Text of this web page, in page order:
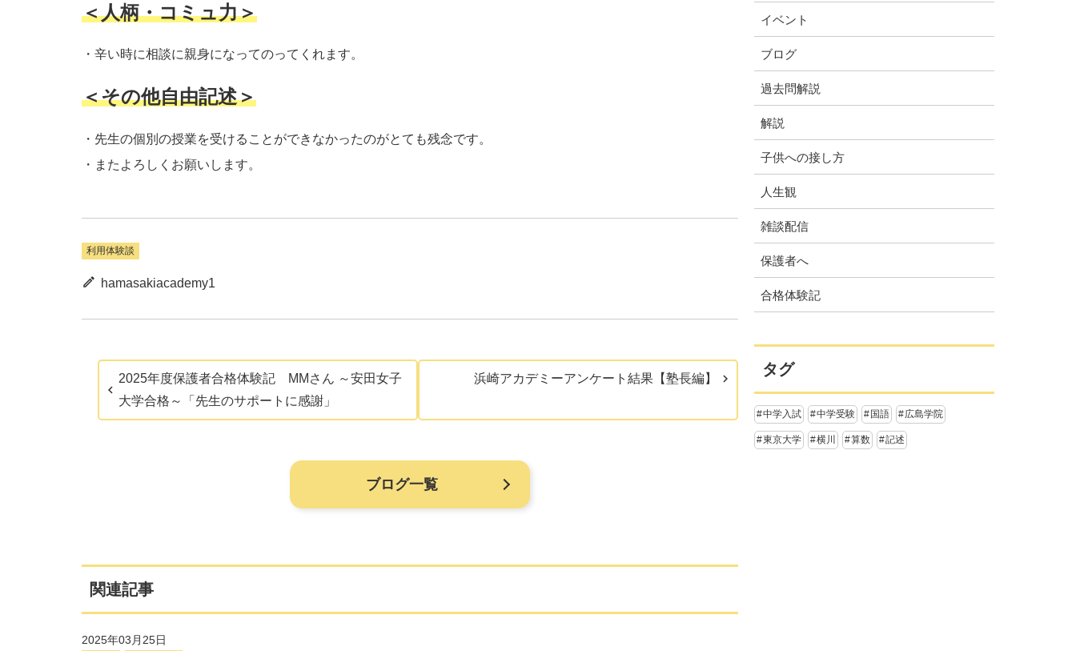
＜人柄・コミュ力＞
・辛い時に相談に親身になってのってくれます。
＜その他自由記述＞
・先生の個別の授業を受けることができなかったのがとても残念です。
・またよろしくお願いします。
利用体験談
hamasakiacademy1
2025年度保護者合格体験記 MMさん ～安田女子
大学合格～「先生のサポートに感謝」
浜崎アカデミーアンケート結果【塾長編】
ブログ一覧
関連記事
2025年03月25日
イベント
ブログ
過去問解説
解説
子供への接し方
人生観
雑談配信
保護者へ
合格体験記
タグ
中学入試 中学受験 国語 広島学院
東京大学 横川 算数 記述